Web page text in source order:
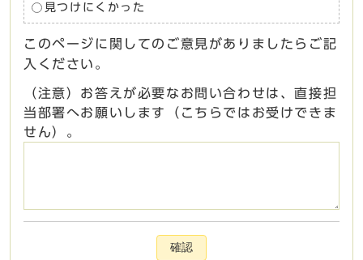
見つけにくかった
このページに関してのご意見がありましたらご記
入ください。
（注意）お答えが必要なお問い合わせは、直接担
当部署へお願いします（こちらではお受けできま
せん）。
確認